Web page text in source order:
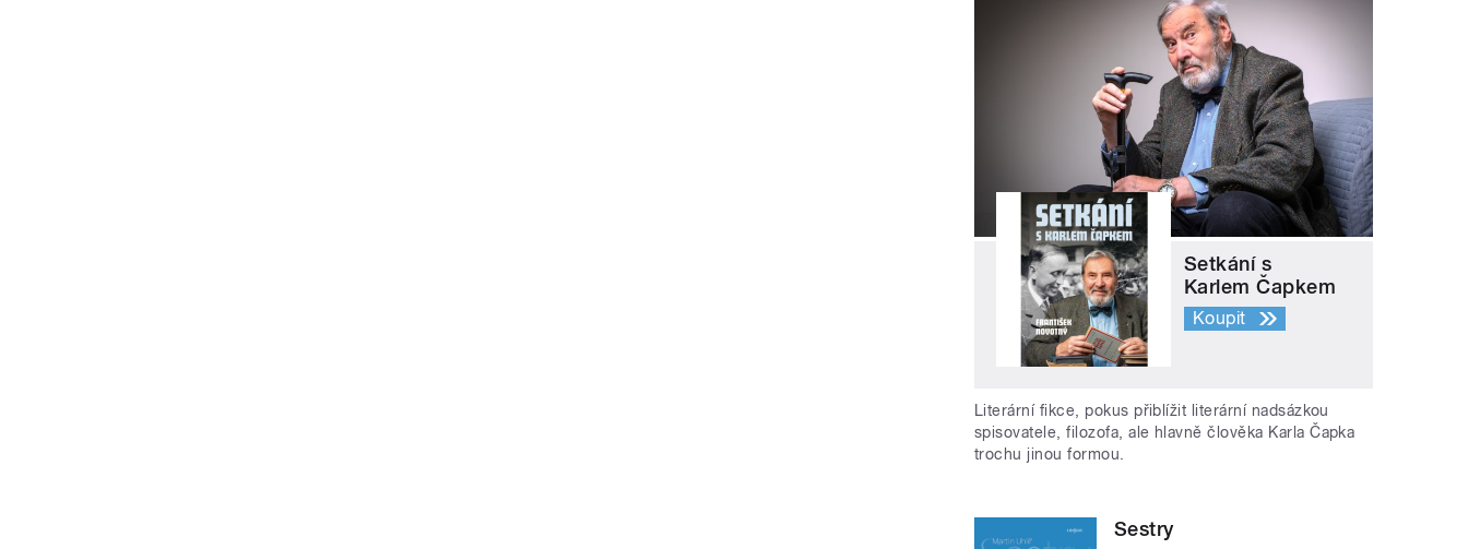
Setkání s
Karlem Čapkem
Koupit
Literární fikce, pokus přiblížit literární nadsázkou
spisovatele, filozofa, ale hlavně člověka Karla Čapka
trochu jinou formou.
Sestry